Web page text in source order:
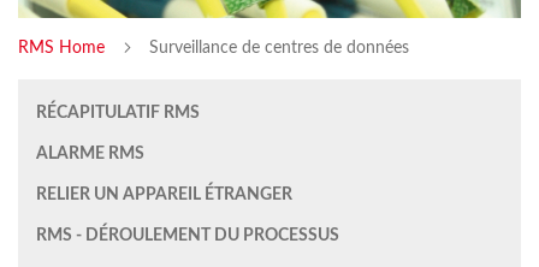
RMS Home Surveillance de centres de données
RÉCAPITULATIF RMS
ALARME RMS
RELIER UN APPAREIL ÉTRANGER
RMS - DÉROULEMENT DU PROCESSUS